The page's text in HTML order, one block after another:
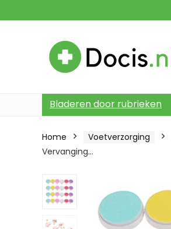
Bladeren door rubrieken
Home Voetverzorging
Vervanging…